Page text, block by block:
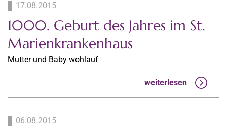
17.08.2015
1000. Geburt des Jahres im St.
Marienkrankenhaus
Mutter und Baby wohlauf
weiterlesen
06.08.2015